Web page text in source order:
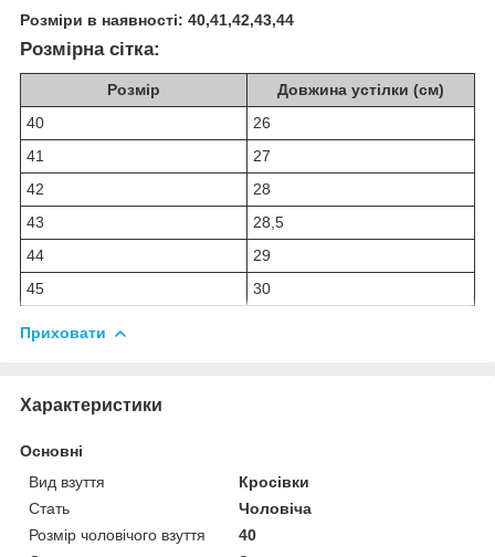
Розміри в наявності: 40,41,42,43,44
Розмірна сітка:
Розмір
Довжина устілки (см)
40
26
41
27
42
28
43
28,5
44
29
45
30
Приховати
Характеристики
Основні
Вид взуття
Кросівки
Стать
Чоловіча
Розмір чоловічого взуття
40